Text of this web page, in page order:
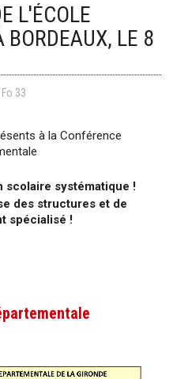
L'ÉCOLE
BORDEAUX, LE 8
33
à la Conférence
scolaire systématique !
des structures et de
spécialisé !